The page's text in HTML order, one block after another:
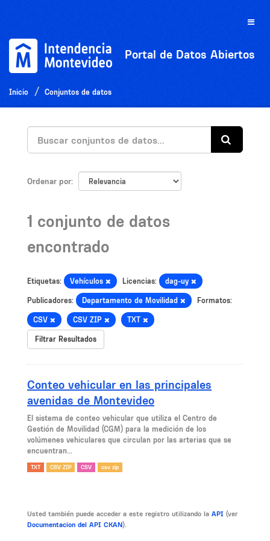
Toggle
Portal de Datos Abiertos
Inicio Conjuntos de datos
Ordenar por
1 conjunto de datos
encontrado
Etiquetas: Vehículos Licencias: dag-uy
Publicadores: Departamento de Movilidad Formatos:
CSV CSV ZIP TXT
Filtrar Resultados
Conteo vehicular en las principales
avenidas de Montevideo
El sistema de conteo vehicular que utiliza el Centro de
Gestión de Movilidad (CGM) para la medición de los
volúmenes vehiculares que circulan por las arterias que se
encuentran...
TXT CSV ZIP CSV csv zip
Usted también puede acceder a este registro utilizando la API (ver
Documentacion del API CKAN).